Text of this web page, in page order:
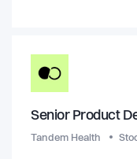
Senior Product
Tandem Health